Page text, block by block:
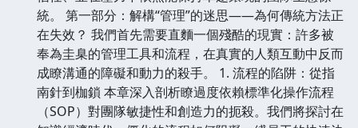
統。 第一部分：解構“管理”的迷思——為何傳統方法正
在失效？ 我們首先需要直麵一個殘酷的現實：許多被
奉為圭臬的管理工具和流程，在真實的人類互動中反而
成瞭溝通的障礙和動力的殺手。 1. 流程的陷阱：從指
南針到枷鎖 本章深入剖析瞭過度依賴標準化操作流程
（SOP）對團隊敏捷性和創造力的扼殺。我們將探討在